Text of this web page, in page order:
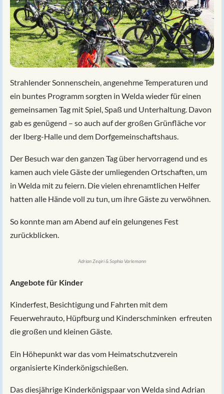
Strahlender Sonnenschein, angenehme Temperaturen und
ein buntes Programm sorgten in Welda wieder für einen
gemeinsamen Tag mit Spiel, Spaß und Unterhaltung. Davon
gab es genügend – so auch auf der großen Grünfläche vor
der Iberg-Halle und dem Dorfgemeinschaftshaus.
Der Besuch war den ganzen Tag über hervorragend und es
kamen auch viele Gäste der umliegenden Ortschaften, um
in Welda mit zu feiern. Die vielen ehrenamtlichen Helfer
hatten alle Hände voll zu tun, um ihre Gäste zu verwöhnen.
So konnte man am Abend auf ein gelungenes Fest
zurückblicken.
Adrian Zeqiri & Sophia Varlemann
Angebote für Kinder
Kinderfest, Besichtigung und Fahrten mit dem
Feuerwehrauto, Hüpfburg und Kinderschminken erfreuten
die großen und kleinen Gäste.
Ein Höhepunkt war das vom Heimatschutzverein
organisierte Kinderkönigschießen.
Das diesjährige Kinderkönigspaar von Welda sind Adrian